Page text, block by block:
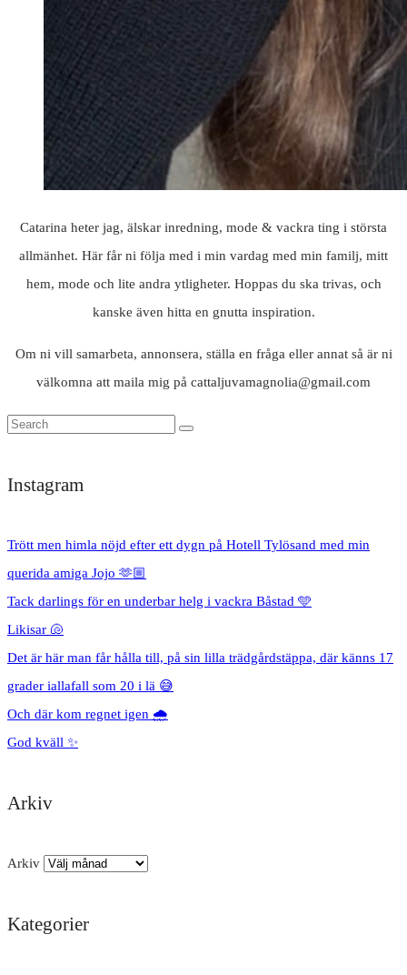
Catarina heter jag, älskar inredning, mode & vackra ting i största
allmänhet. Här får ni följa med i min vardag med min familj, mitt
hem, mode och lite andra ytligheter. Hoppas du ska trivas, och
kanske även hitta en gnutta inspiration.
Om ni vill samarbeta, annonsera, ställa en fråga eller annat så är ni
välkomna att maila mig på cattaljuvamagnolia@gmail.com
Instagram
Trött men himla nöjd efter ett dygn på Hotell Tylösand med min
querida amiga Jojo 🫶🏼
Tack darlings för en underbar helg i vackra Båstad 🩵
Likisar 🐚
Det är här man får hålla till, på sin lilla trädgårdstäppa, där känns 17
grader iallafall som 20 i lä 😅
Och där kom regnet igen 🌧️
God kväll ✨
Arkiv
Arkiv
Kategorier